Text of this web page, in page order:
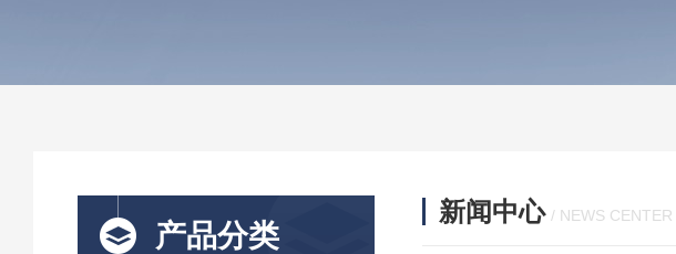
产品分类
新闻中心 / NEWS CENTER